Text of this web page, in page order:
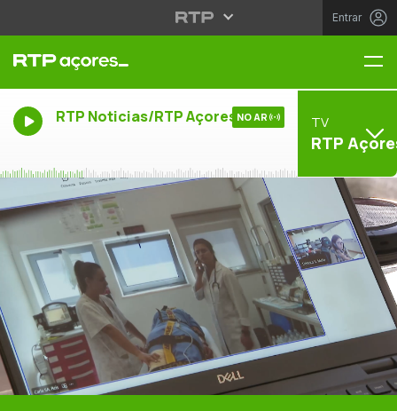
Entrar
RTP Noticias/RTP Açores NO AR TV
RTP